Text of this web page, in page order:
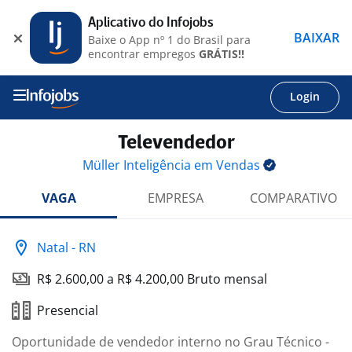
Login
Televendedor
Müller Inteligência em Vendas
VAGA
EMPRESA COMPARATIVO
Natal - RN
R$ 2.600,00 a R$ 4.200,00 Bruto mensal
Presencial
Oportunidade de vendedor interno no Grau Técnico -
Aplicativo do Infojobs
Baixe o App nº 1 do Brasil para
encontrar empregos GRÁTIS!!
BAIXAR